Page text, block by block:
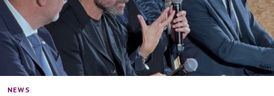
NEWS